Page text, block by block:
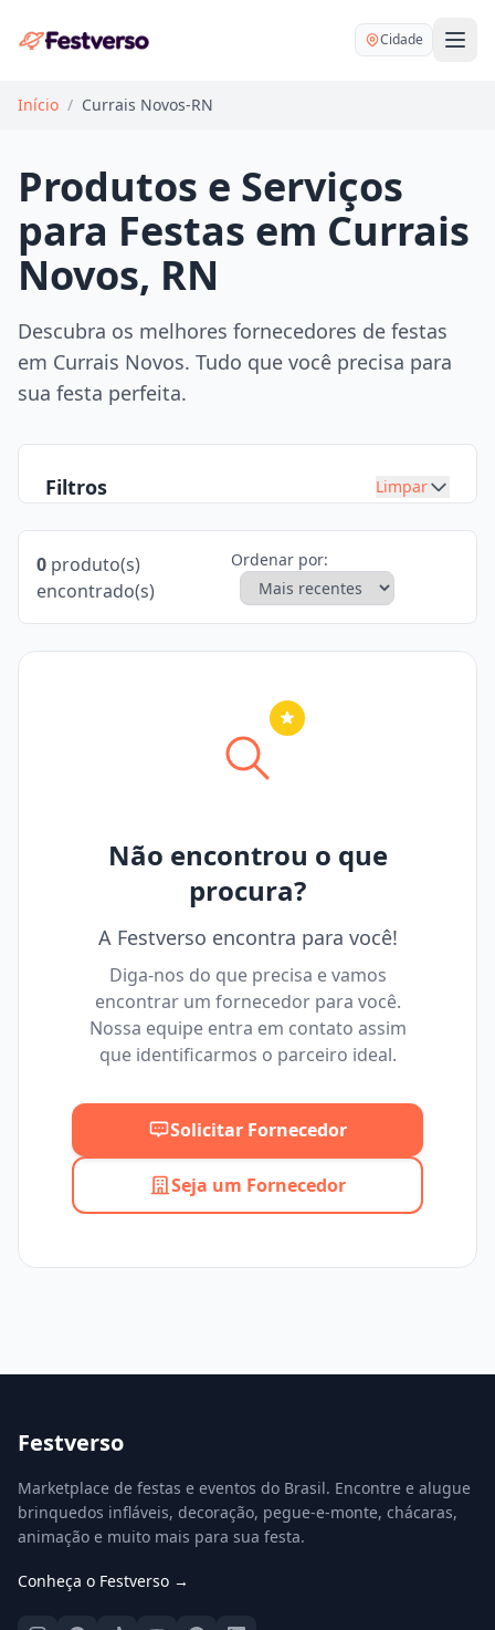
Cidade
Balões delivery
Decoração personalizada
Pegue e Monte
Festa na mesa
Mesas e cadeiras
Buffet
DJ
Início / Currais Novos-RN
Produtos e Serviços
para Festas em Currais
Novos, RN
Descubra os melhores fornecedores de festas
em Currais Novos. Tudo que você precisa para
sua festa perfeita.
Filtros Limpar
Máximo
0 produto(s)
encontrado(s)
Ordenar por:
Não encontrou o que
procura?
A Festverso encontra para você!
Diga-nos do que precisa e vamos
encontrar um fornecedor para você.
Nossa equipe entra em contato assim
que identificarmos o parceiro ideal.
Solicitar Fornecedor
Seja um Fornecedor
Festverso
Marketplace de festas e eventos do Brasil. Encontre e alugue
brinquedos infláveis, decoração, pegue-e-monte, chácaras,
animação e muito mais para sua festa.
Conheça o Festverso →